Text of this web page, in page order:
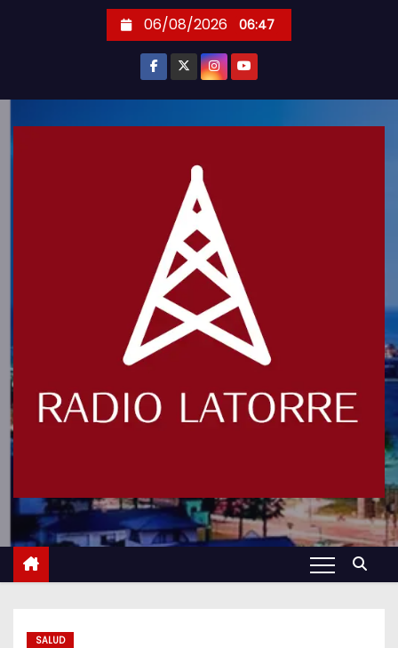
06/08/2026 06:47
SALUD